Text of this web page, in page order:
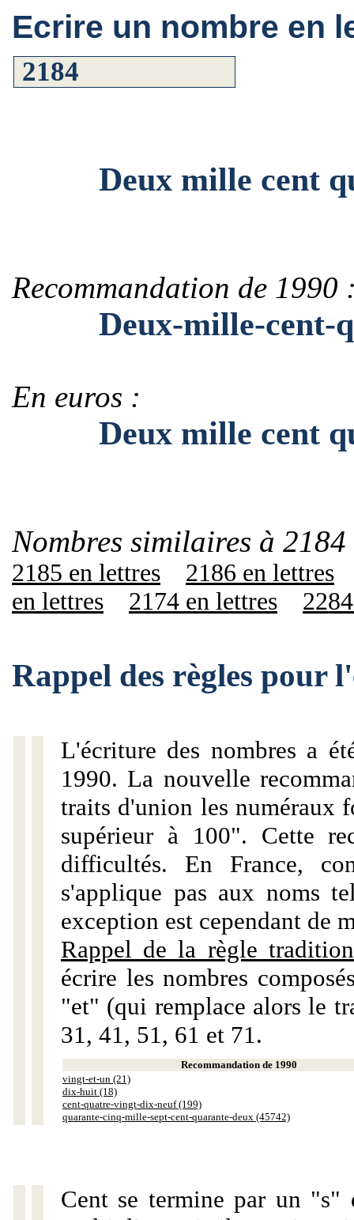
Ecrire un nombre en
Deux mille cent
Recommandation de 1990
Deux-mille-cent-
En euros :
Deux mille cent
Nombres similaires à
2185 en lettres
2186 en lettres
en lettres
2174 en lettres
Rappel des règles pour
L'écriture des nombres a
1990. La nouvelle
traits d'union les numéraux
supérieur à 100". Cette
difficultés. En France,
s'applique pas aux noms
exception est cependant de
Rappel de la règle
écrire les nombres
"et" (qui remplace alors le
31, 41, 51, 61 et 71.
Recommandation de 1990
vingt-et-un (21)
dix-huit (18)
cent-quatre-vingt-dix-neuf (199)
quarante-cinq-mille-sept-cent-quarante-deux (45742)
Cent se termine par un "s"